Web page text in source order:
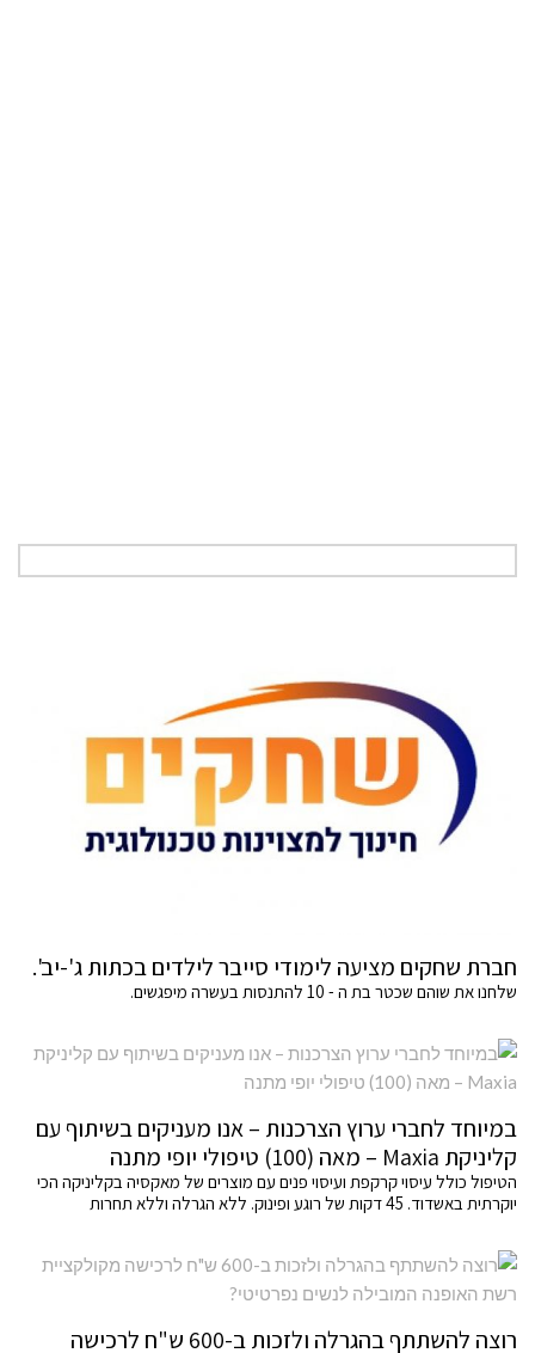
חברת שחקים מציעה לימודי סייבר לילדים בכתות ג'-יב'.
שלחנו את שוהם שכטר בת ה - 10 להתנסות בעשרה מיפגשים.
במיוחד לחברי ערוץ הצרכנות – אנו מעניקים בשיתוף עם
קליניקת Maxia – מאה (100) טיפולי יופי מתנה
הטיפול כולל עיסוי קרקפת ועיסוי פנים עם מוצרים של מאקסיה בקליניקה הכי
יוקרתית באשדוד. 45 דקות של רוגע ופינוק. ללא הגרלה וללא תחרות
רוצה להשתתף בהגרלה ולזכות ב-600 ש"ח לרכישה